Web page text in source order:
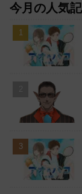
今月の人気